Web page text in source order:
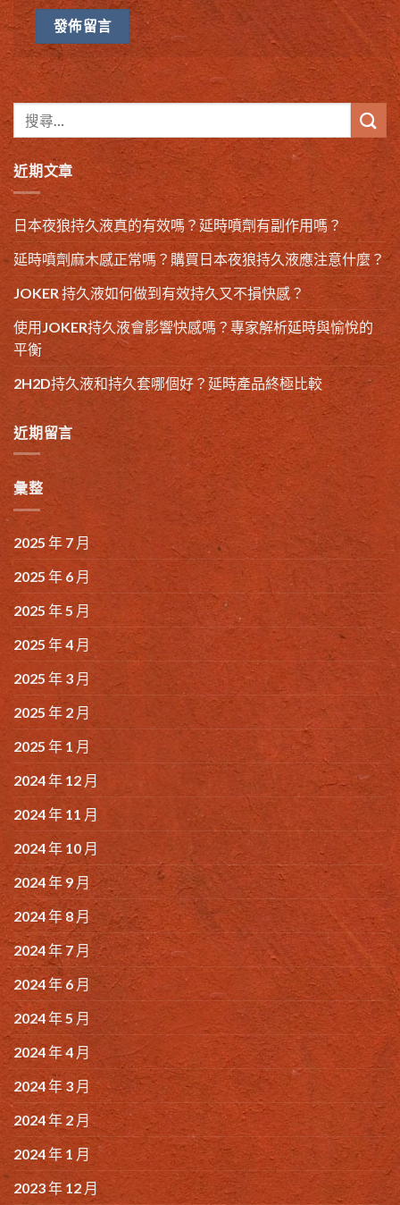
近期文章
日本夜狼持久液真的有效嗎？延時噴劑有副作用嗎？
延時噴劑麻木感正常嗎？購買日本夜狼持久液應注意什麼？
JOKER 持久液如何做到有效持久又不損快感？
使用JOKER持久液會影響快感嗎？專家解析延時與愉悅的
平衡
2H2D持久液和持久套哪個好？延時產品終極比較
近期留言
彙整
2025 年 7 月
2025 年 6 月
2025 年 5 月
2025 年 4 月
2025 年 3 月
2025 年 2 月
2025 年 1 月
2024 年 12 月
2024 年 11 月
2024 年 10 月
2024 年 9 月
2024 年 8 月
2024 年 7 月
2024 年 6 月
2024 年 5 月
2024 年 4 月
2024 年 3 月
2024 年 2 月
2024 年 1 月
2023 年 12 月